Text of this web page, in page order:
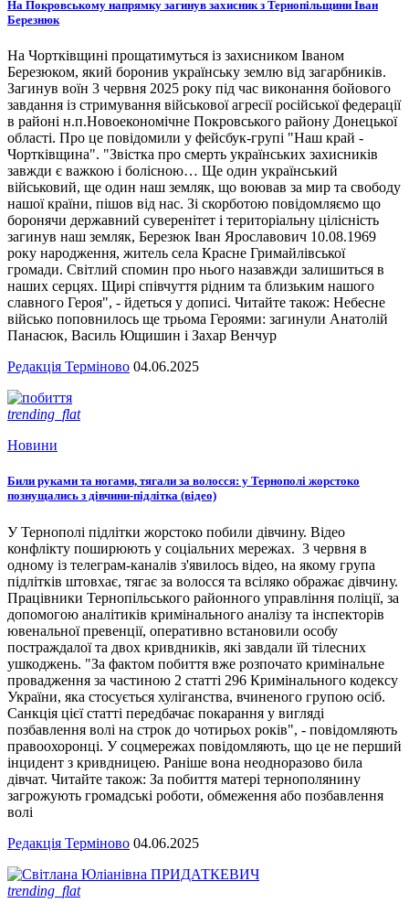
На Покровському напрямку загинув захисник з Тернопільщини Іван
Березнюк
На Чортківщині прощатимуться із захисником Іваном
Березюком, який боронив українську землю від загарбників.
Загинув воїн 3 червня 2025 року під час виконання бойового
завдання із стримування військової агресії російської федерації
в районі н.п.Новоекономічне Покровського району Донецької
області. Про це повідомили у фейсбук-групі "Наш край -
Чортківщина". "Звістка про смерть українських захисників
завжди є важкою і болісною… Ще один український
військовий, ще один наш земляк, що воював за мир та свободу
нашої країни, пішов від нас. Зі скорботою повідомляємо що
боронячи державний суверенітет і територіальну цілісність
загинув наш земляк, Березюк Іван Ярославович 10.08.1969
року народження, житель села Красне Гримайлівської
громади. Світлий спомин про нього назавжди залишиться в
наших серцях. Щирі співчуття рідним та близьким нашого
славного Героя", - йдеться у дописі. Читайте також: Небесне
військо поповнилось ще трьома Героями: загинули Анатолій
Панасюк, Василь Ющишин і Захар Венчур
Редакція Терміново 04.06.2025
trending_flat
Новини
Били руками та ногами, тягали за волосся: у Тернополі жорстоко
познущались з дівчини-підлітка (відео)
У Тернополі підлітки жорстоко побили дівчину. Відео
конфлікту поширюють у соціальних мережах. 3 червня в
одному із телеграм-каналів з'явилось відео, на якому група
підлітків штовхає, тягає за волосся та всіляко ображає дівчину.
Працівники Тернопільського районного управління поліції, за
допомогою аналітиків кримінального аналізу та інспекторів
ювенальної превенції, оперативно встановили особу
постраждалої та двох кривдників, які завдали їй тілесних
ушкоджень. "За фактом побиття вже розпочато кримінальне
провадження за частиною 2 статті 296 Кримінального кодексу
України, яка стосується хуліганства, вчиненого групою осіб.
Санкція цієї статті передбачає покарання у вигляді
позбавлення волі на строк до чотирьох років", - повідомляють
правоохоронці. У соцмережах повідомляють, що це не перший
інцидент з кривдницею. Раніше вона неодноразово била
дівчат. Читайте також: За побиття матері тернополянину
загрожують громадські роботи, обмеження або позбавлення
волі
Редакція Терміново 04.06.2025
trending_flat